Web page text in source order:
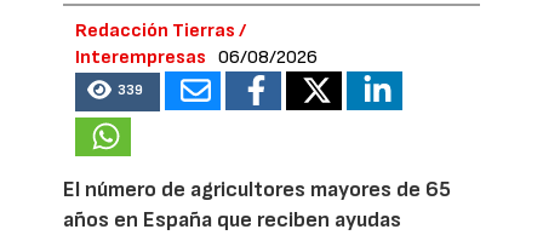
Redacción Tierras /
Interempresas
06/08/2026
339
El número de agricultores mayores de 65
años en España que reciben ayudas